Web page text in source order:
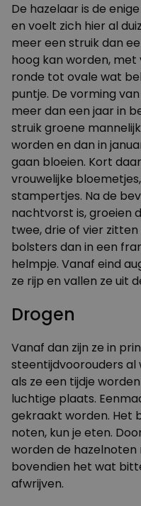
De hazelaar is de
en voelt zich hier al
meer een struik dan
hoog kan worden,
ronde tot ovale wat
puntje. De vorming
meer dan een jaar in
struik groene
worden en dan in
gaan bloeien. Kort
vrouwelijke
stampertjes. Na de
nachtvorst is, groeien
twee, drie of vier
bolsters dan in een
helmpje. Vanaf eind
ze rijp en vallen ze uit
Drogen
Vanaf dan zijn ze in
steentijdvoorouders al
als ze een tijdje
luchtige plaats.
gekraakt worden. Het
noten, kun je eten.
worden de hazelnoten
bovendien het wat
afwrijven.